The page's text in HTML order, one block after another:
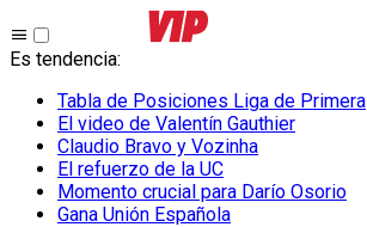
Es tendencia:
Tabla de Posiciones Liga de Primera
El video de Valentín Gauthier
Claudio Bravo y Vozinha
El refuerzo de la UC
Momento crucial para Darío Osorio
Gana Unión Española